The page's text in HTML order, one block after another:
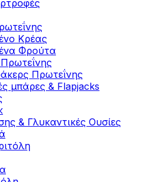
Κρέας
Φρούτα
Πρωτεΐνης
μπάρες & Flapjacks
& Γλυκαντικές Ουσίες